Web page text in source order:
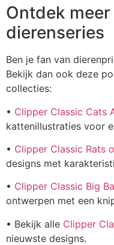
Ontdek
dierenseries
Ben je fan van
Bekijk dan ook deze
collecties:
• Clipper Classic Cats
kattenillustraties voor
• Clipper Classic Rats
designs met
• Clipper Classic Big
ontwerpen met een
• Bekijk alle Clipper
nieuwste designs.